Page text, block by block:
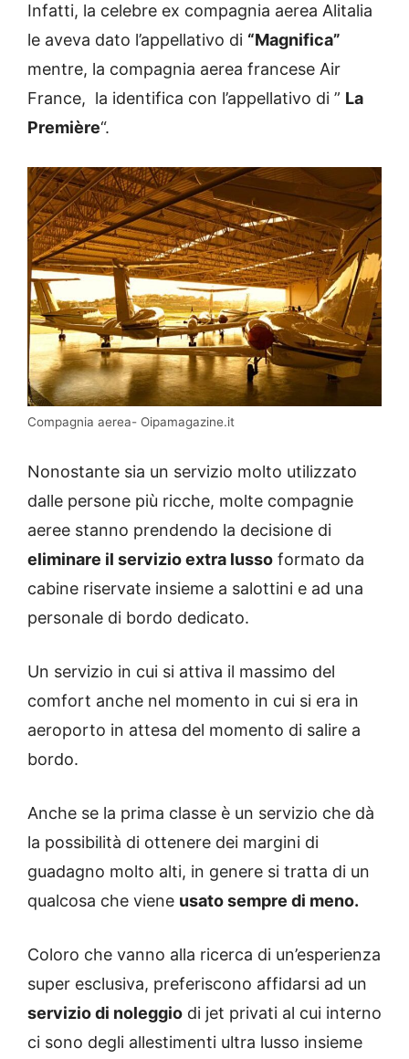
Infatti, la celebre ex compagnia aerea Alitalia
le aveva dato l’appellativo di “Magnifica”
mentre, la compagnia aerea francese Air
France, la identifica con l’appellativo di ” La
Première“.
Compagnia aerea- Oipamagazine.it
Nonostante sia un servizio molto utilizzato
dalle persone più ricche, molte compagnie
aeree stanno prendendo la decisione di
eliminare il servizio extra lusso formato da
cabine riservate insieme a salottini e ad una
personale di bordo dedicato.
Un servizio in cui si attiva il massimo del
comfort anche nel momento in cui si era in
aeroporto in attesa del momento di salire a
bordo.
Anche se la prima classe è un servizio che dà
la possibilità di ottenere dei margini di
guadagno molto alti, in genere si tratta di un
qualcosa che viene usato sempre di meno.
Coloro che vanno alla ricerca di un’esperienza
super esclusiva, preferiscono affidarsi ad un
servizio di noleggio di jet privati al cui interno
ci sono degli allestimenti ultra lusso insieme